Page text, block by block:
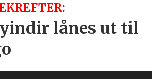
lånes ut til